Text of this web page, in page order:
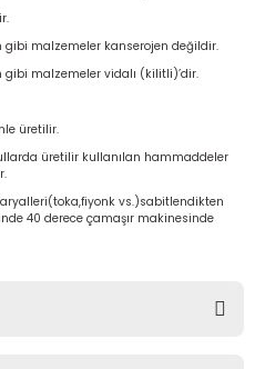
gibi malzemeler kanserojen değildir.
malzemeler vidalı (kilitli)’dir.
üretilir.
üretilir kullanılan hammaddeler
vs.)sabitlendikten
40 derece çamaşır makinesinde